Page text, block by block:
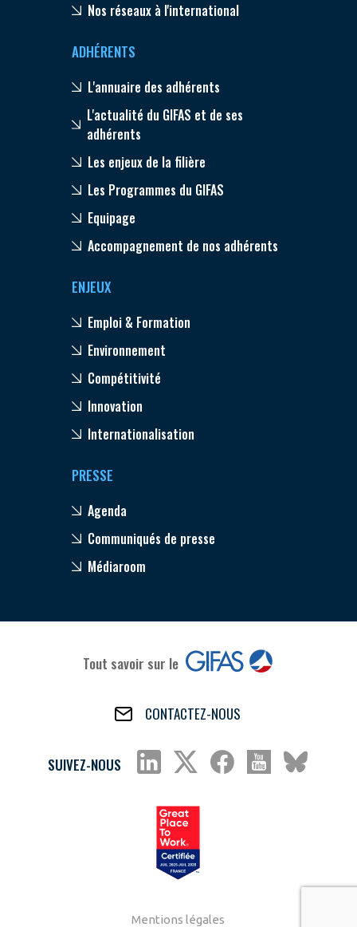
Nos réseaux à l'international
ADHÉRENTS
L'annuaire des adhérents
L'actualité du GIFAS et de ses
adhérents
Les enjeux de la filière
Les Programmes du GIFAS
Equipage
Accompagnement de nos adhérents
ENJEUX
Emploi & Formation
Environnement
Compétitivité
Innovation
Internationalisation
PRESSE
Agenda
Communiqués de presse
Médiaroom
Tout savoir sur le
CONTACTEZ-NOUS
SUIVEZ-NOUS
Mentions légales